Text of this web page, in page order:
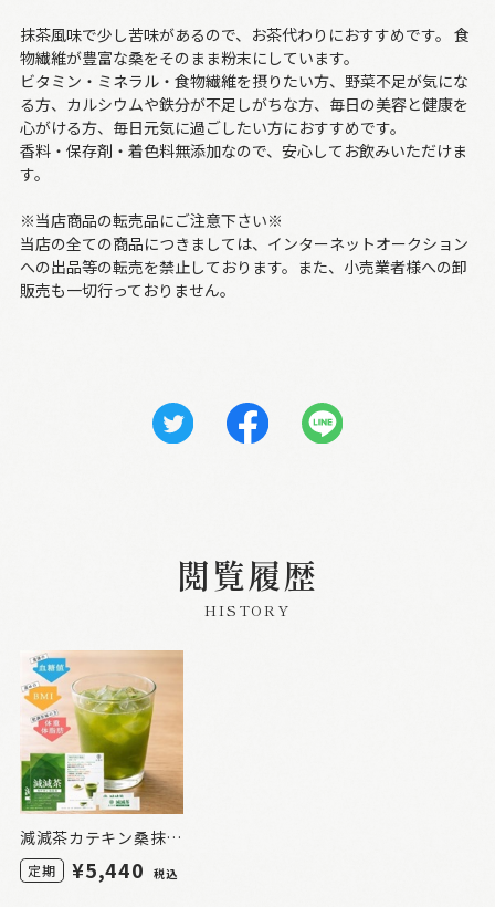
抹茶風味で少し苦味があるので、お茶代わりにおすすめです。 食
物繊維が豊富な桑をそのまま粉末にしています。
ビタミン・ミネラル・食物繊維を摂りたい方、野菜不足が気にな
る方、カルシウムや鉄分が不足しがちな方、毎日の美容と健康を
心がける方、毎日元気に過ごしたい方におすすめです。
香料・保存剤・着色料無添加なので、安心してお飲みいただけま
す。
※当店商品の転売品にご注意下さい※
当店の全ての商品につきましては、インターネットオークション
への出品等の転売を禁止しております。また、小売業者様への卸
販売も一切行っておりません。
閲覧履歴
HISTORY
減減茶カテキン桑抹茶 20包 2箱（定期）_m
定期 ¥5,440 税込